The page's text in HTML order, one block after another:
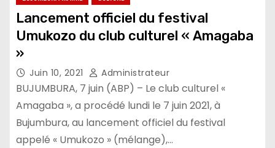
Lancement officiel du festival
Umukozo du club culturel « Amagaba
»
Juin 10, 2021 Administrateur
BUJUMBURA, 7 juin (ABP) – Le club culturel «
Amagaba », a procédé lundi le 7 juin 2021, à
Bujumbura, au lancement officiel du festival
appelé « Umukozo » (mélange),…